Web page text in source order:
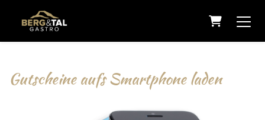
Warenkorb
Gutscheine aufs Smartphone laden